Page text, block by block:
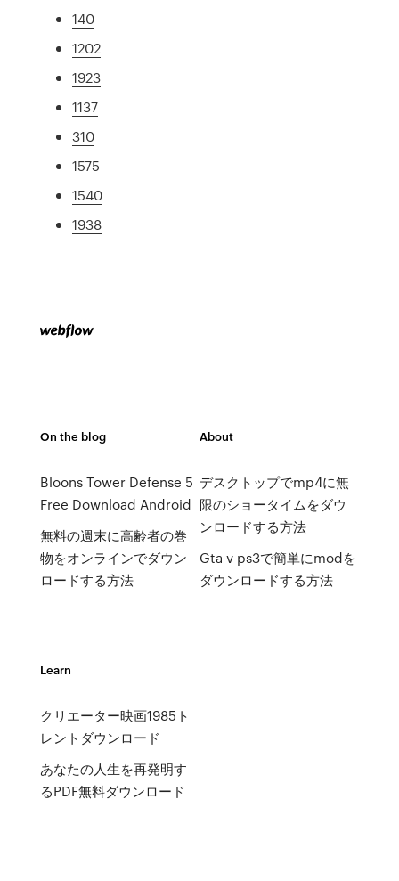
140
1202
1923
1137
310
1575
1540
1938
On the blog
Bloons Tower Defense 5
Free Download Android
無料の週末に高齢者の巻
物をオンラインでダウン
ロードする方法
About
デスクトップでmp4に無
限のショータイムをダウ
ンロードする方法
Gta v ps3で簡単にmodを
ダウンロードする方法
Learn
クリエーター映画1985ト
レントダウンロード
あなたの人生を再発明す
るPDF無料ダウンロード